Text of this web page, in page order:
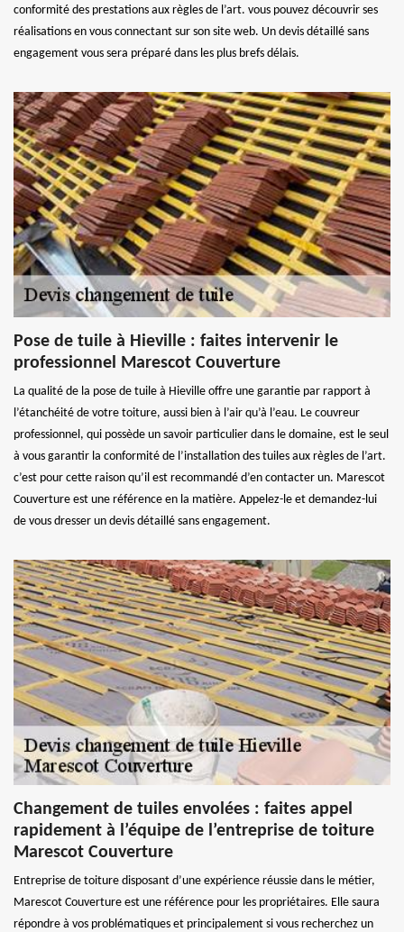
conformité des prestations aux règles de l’art. vous pouvez découvrir ses
réalisations en vous connectant sur son site web. Un devis détaillé sans
engagement vous sera préparé dans les plus brefs délais.
Pose de tuile à Hieville : faites intervenir le
professionnel Marescot Couverture
La qualité de la pose de tuile à Hieville offre une garantie par rapport à
l’étanchéité de votre toiture, aussi bien à l’air qu’à l’eau. Le couvreur
professionnel, qui possède un savoir particulier dans le domaine, est le seul
à vous garantir la conformité de l’installation des tuiles aux règles de l’art.
c’est pour cette raison qu’il est recommandé d’en contacter un. Marescot
Couverture est une référence en la matière. Appelez-le et demandez-lui
de vous dresser un devis détaillé sans engagement.
Changement de tuiles envolées : faites appel
rapidement à l’équipe de l’entreprise de toiture
Marescot Couverture
Entreprise de toiture disposant d’une expérience réussie dans le métier,
Marescot Couverture est une référence pour les propriétaires. Elle saura
répondre à vos problématiques et principalement si vous recherchez un